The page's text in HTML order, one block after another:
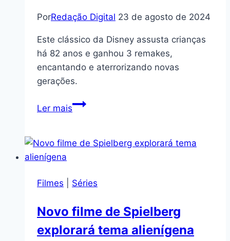
PorRedação Digital 23 de agosto de 2024
Este clássico da Disney assusta crianças
há 82 anos e ganhou 3 remakes,
encantando e aterrorizando novas
gerações.
Ler maisEste
Disney
há
anos
e
Filmes Séries
Novo filme de Spielberg
explorará tema alienígena